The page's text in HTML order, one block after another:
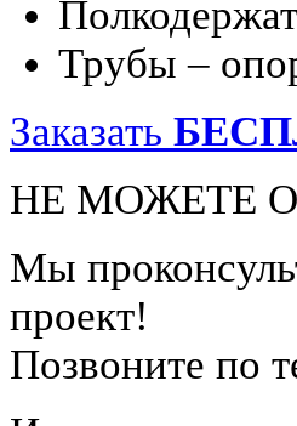
Трубы –
Заказать
НЕ МОЖЕТЕ
Мы
проект!
Позвоните по